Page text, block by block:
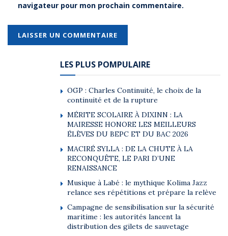
navigateur pour mon prochain commentaire.
LES PLUS POMPULAIRE
OGP : Charles Continuité, le choix de la
continuité et de la rupture
MÉRITE SCOLAIRE À DIXINN : LA
MAIRESSE HONORE LES MEILLEURS
ÉLÈVES DU BEPC ET DU BAC 2026
MACIRÉ SYLLA : DE LA CHUTE À LA
RECONQUÊTE, LE PARI D’UNE
RENAISSANCE
Musique à Labé : le mythique Kolima Jazz
relance ses répétitions et prépare la relève
Campagne de sensibilisation sur la sécurité
maritime : les autorités lancent la
distribution des gilets de sauvetage